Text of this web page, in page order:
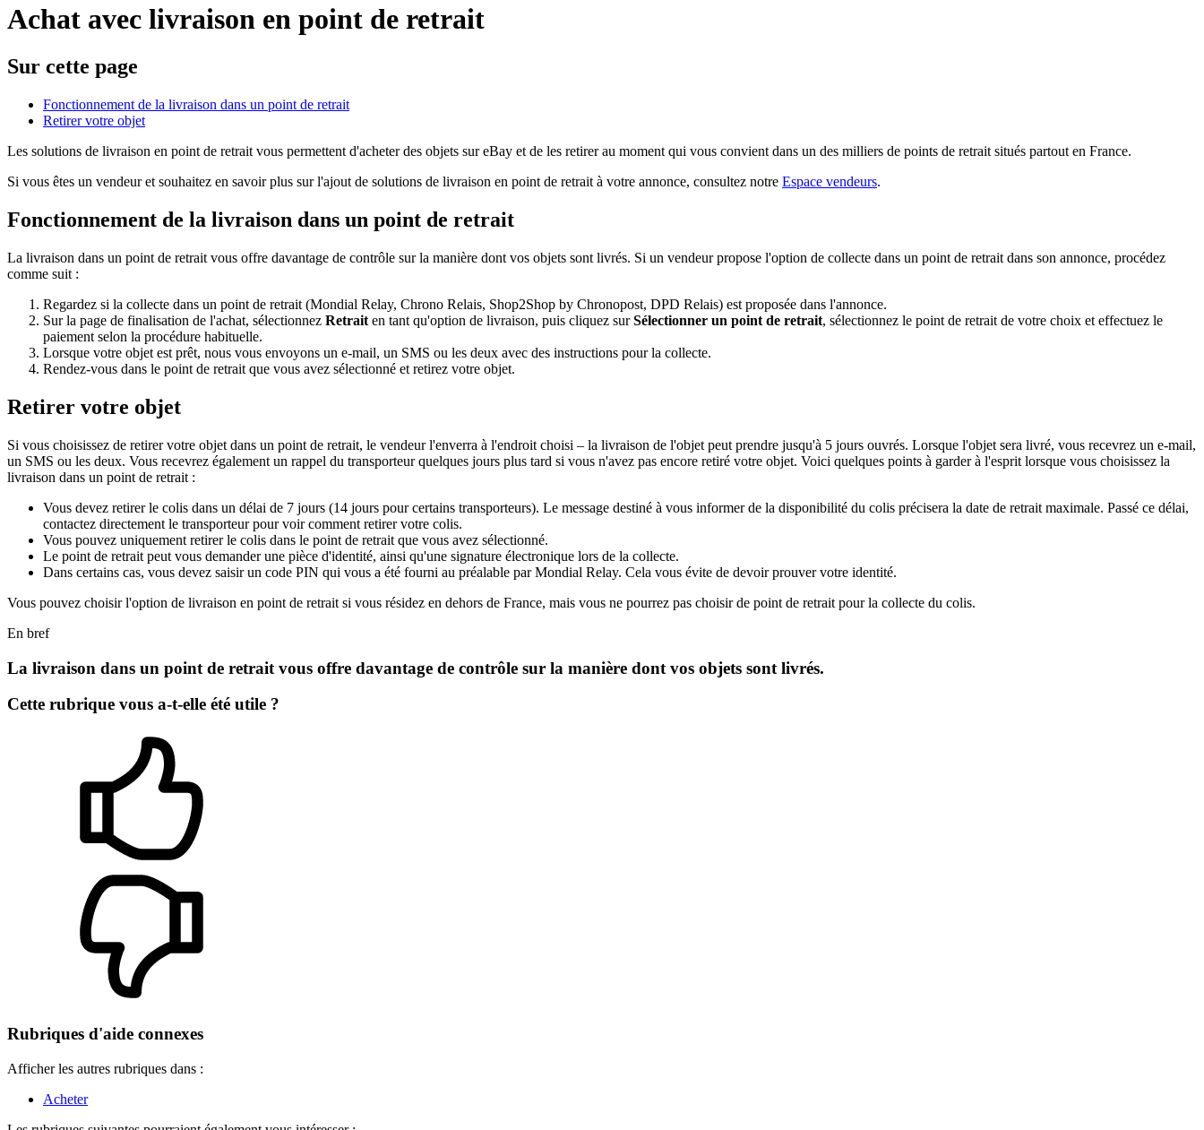
Achat avec livraison en point de retrait
Sur cette page
Fonctionnement de la livraison dans un point de retrait
Retirer votre objet
Les solutions de livraison en point de retrait vous permettent d'acheter des objets sur eBay et de les retirer au moment qui vous convient dans un des milliers de points de retrait situés partout en France.
Si vous êtes un vendeur et souhaitez en savoir plus sur l'ajout de solutions de livraison en point de retrait à votre annonce, consultez notre Espace vendeurs.
Fonctionnement de la livraison dans un point de retrait
La livraison dans un point de retrait vous offre davantage de contrôle sur la manière dont vos objets sont livrés. Si un vendeur propose l'option de collecte dans un point de retrait dans son annonce, procédez
comme suit :
Regardez si la collecte dans un point de retrait (Mondial Relay, Chrono Relais, Shop2Shop by Chronopost, DPD Relais) est proposée dans l'annonce.
Sur la page de finalisation de l'achat, sélectionnez Retrait en tant qu'option de livraison, puis cliquez surSélectionner un point de retrait, sélectionnez le point de retrait de votre choix et effectuez le
paiement selon la procédure habituelle.
Lorsque votre objet est prêt, nous vous envoyons un e-mail, un SMS ou les deux avec des instructions pour la collecte.
Rendez-vous dans le point de retrait que vous avez sélectionné et retirez votre objet.
Retirer votre objet
Si vous choisissez de retirer votre objet dans un point de retrait, le vendeur l'enverra à l'endroit choisi – la livraison de l'objet peut prendre jusqu'à 5 jours ouvrés. Lorsque l'objet sera livré, vous recevrez un e-mail,
un SMS ou les deux. Vous recevrez également un rappel du transporteur quelques jours plus tard si vous n'avez pas encore retiré votre objet. Voici quelques points à garder à l'esprit lorsque vous choisissez la
livraison dans un point de retrait :
Vous devez retirer le colis dans un délai de 7 jours (14 jours pour certains transporteurs). Le message destiné à vous informer de la disponibilité du colis précisera la date de retrait maximale. Passé ce délai,
contactez directement le transporteur pour voir comment retirer votre colis.
Vous pouvez uniquement retirer le colis dans le point de retrait que vous avez sélectionné.
Le point de retrait peut vous demander une pièce d'identité, ainsi qu'une signature électronique lors de la collecte.
Dans certains cas, vous devez saisir un code PIN qui vous a été fourni au préalable par Mondial Relay. Cela vous évite de devoir prouver votre identité.
Vous pouvez choisir l'option de livraison en point de retrait si vous résidez en dehors de France, mais vous ne pourrez pas choisir de point de retrait pour la collecte du colis.
En bref
La livraison dans un point de retrait vous offre davantage de contrôle sur la manière dont vos objets sont livrés.
Cette rubrique vous a-t-elle été utile ?
Rubriques d'aide connexes
Afficher les autres rubriques dans :
Acheter